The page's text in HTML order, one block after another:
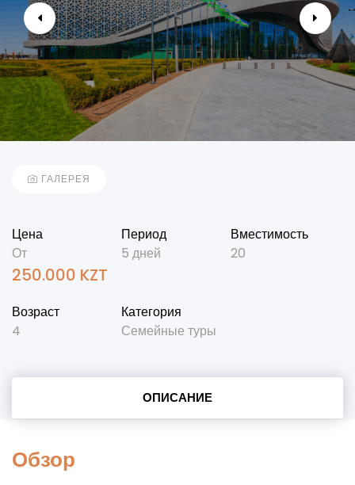
ГАЛЕРЕЯ
Цена
От
250.000 KZT
Период
5 дней
Вместимость
20
Возраст
4
Категория
Семейные туры
ОПИСАНИЕ
Обзор